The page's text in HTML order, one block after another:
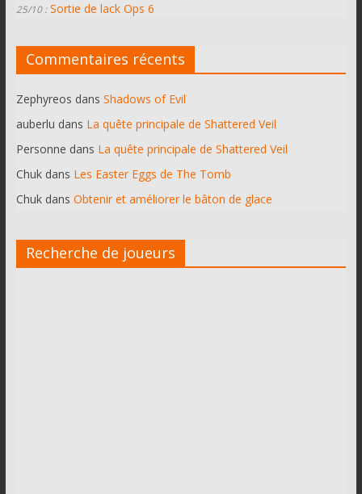
25/10 : Sortie de lack Ops 6
Commentaires récents
Zephyreos dans Shadows of Evil
auberlu dans La quête principale de Shattered Veil
Personne dans La quête principale de Shattered Veil
Chukdans Les Easter Eggs de The Tomb
Chukdans Obtenir et améliorer le bâton de glace
Recherche de joueurs